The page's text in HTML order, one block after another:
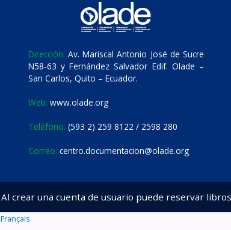
Dirección: Av. Mariscal Antonio José de Sucre
N58-63 y Fernández Salvador Edif. Olade –
San Carlos, Quito – Ecuador.
Web: www.olade.org
Teléfono: (593 2) 259 8122 / 2598 280
Correo: centro.documentacion@olade.org
Al crear una cuenta de usuario puede reservar
Français